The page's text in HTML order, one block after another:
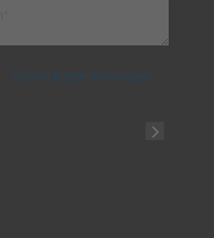
Datenschutzbestimmungen